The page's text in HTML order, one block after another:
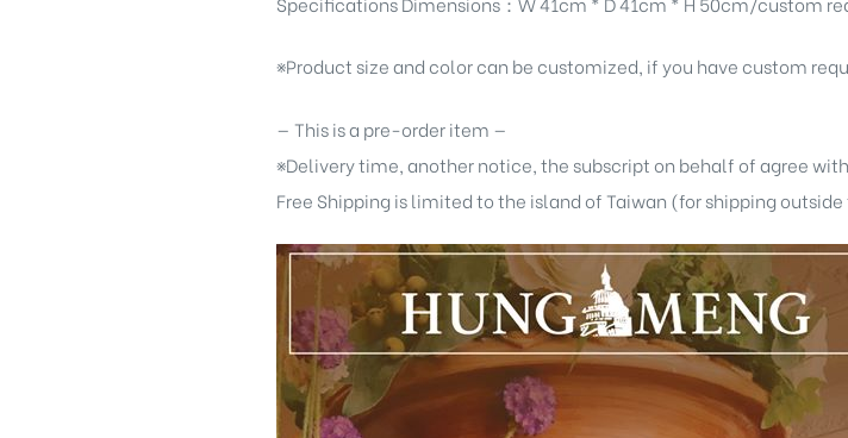
※Product size and color can be customized, if you have custom
— This is a pre-order item —
※Delivery time, another notice, the subscript on behalf of agree
Free Shipping is limited to the island of Taiwan (for shipping